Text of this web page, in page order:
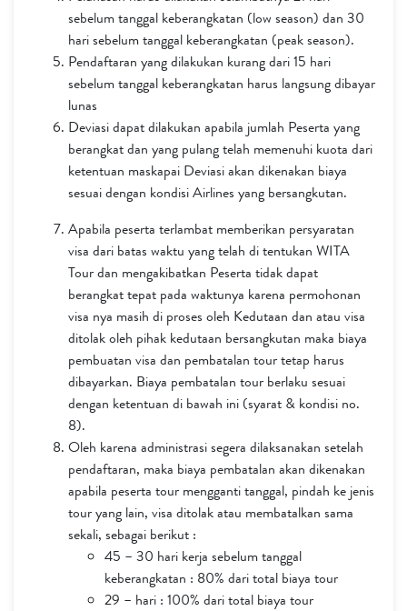
sebelum tanggal keberangkatan (low season) dan 30
hari sebelum tanggal keberangkatan (peak season).
Pendaftaran yang dilakukan kurang dari 15 hari
sebelum tanggal keberangkatan harus langsung dibayar
lunas
Deviasi dapat dilakukan apabila jumlah Peserta yang
berangkat dan yang pulang telah memenuhi kuota dari
ketentuan maskapai Deviasi akan dikenakan biaya
sesuai dengan kondisi Airlines yang bersangkutan.
Apabila peserta terlambat memberikan persyaratan
visa dari batas waktu yang telah di tentukan WITA
Tour dan mengakibatkan Peserta tidak dapat
berangkat tepat pada waktunya karena permohonan
visa nya masih di proses oleh Kedutaan dan atau visa
ditolak oleh pihak kedutaan bersangkutan maka biaya
pembuatan visa dan pembatalan tour tetap harus
dibayarkan. Biaya pembatalan tour berlaku sesuai
dengan ketentuan di bawah ini (syarat & kondisi no.
8).
Oleh karena administrasi segera dilaksanakan setelah
pendaftaran, maka biaya pembatalan akan dikenakan
apabila peserta tour mengganti tanggal, pindah ke jenis
tour yang lain, visa ditolak atau membatalkan sama
sekali, sebagai berikut :
45 – 30 hari kerja sebelum tanggal
keberangkatan : 80% dari total biaya tour
29 – hari : 100% dari total biaya tour